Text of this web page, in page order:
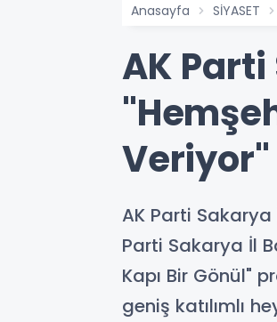
Anasayfa SİYASET
AK Parti
Veriyor"
AK Parti
Parti Sakarya İl
Kapı Bir Gönül"
geniş katılımlı